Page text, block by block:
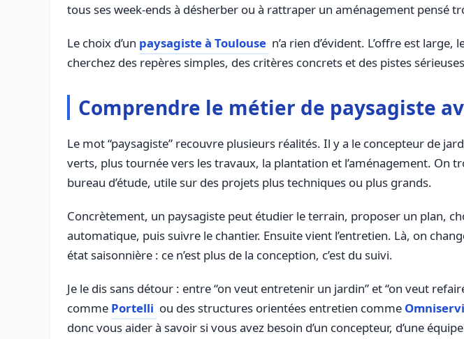
tous ses week-ends à désherber ou à rattraper un aménagement pensé
Le choix d’un paysagiste à Toulouse n’a rien d’évident. L’offre est
cherchez des repères simples, des critères concrets et des pistes
Comprendre le métier de paysagiste
Le mot “paysagiste” recouvre plusieurs réalités. Il y a le concepteur de
verts, plus tournée vers les travaux, la plantation et l’aménagement. On
bureau d’étude, utile sur des projets plus techniques ou plus grands.
Concrètement, un paysagiste peut étudier le terrain, proposer un plan,
automatique, puis suivre le chantier. Ensuite vient l’entretien. Là, on
état saisonnière : ce n’est plus de la conception, c’est du suivi.
Je le dis sans détour : entre “on veut entretenir un jardin” et “on veut
comme Portelli ou des structures orientées entretien comme
donc vous aider à savoir si vous avez besoin d’un concepteur, d’une